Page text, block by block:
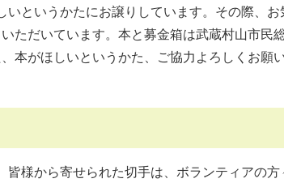
というかたにお譲りしています。その際、お
ただいています。本と募金箱は武蔵村山市民
本がほしいというかた、ご協力よろしくお願
様から寄せられた切手は、ボランティアの方